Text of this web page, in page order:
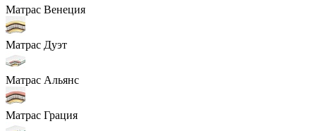
Матрас Венеция
Матрас Дуэт
Матрас Альянс
Матрас Грация